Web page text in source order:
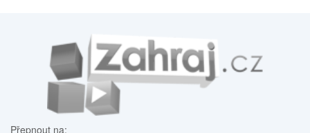
Přepnout na: